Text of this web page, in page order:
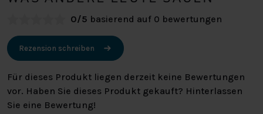
0/5 basierend auf 0 bewertungen
Rezension schreiben
Für dieses Produkt liegen derzeit keine Bewertungen
vor. Haben Sie dieses Produkt gekauft? Hinterlassen
Sie eine Bewertung!